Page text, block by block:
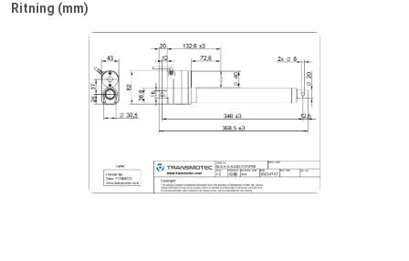
Ritning (mm)